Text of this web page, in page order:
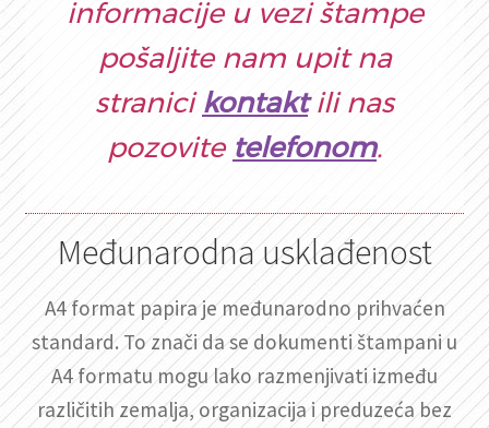
informacije u vezi štampe
pošaljite nam upit na
stranici kontaktili nas
pozovite telefonom.
Međunarodna usklađenost
A4 format papira je međunarodno prihvaćen
standard. To znači da se dokumenti štampani u
A4 formatu mogu lako razmenjivati između
različitih zemalja, organizacija i preduzeća bez